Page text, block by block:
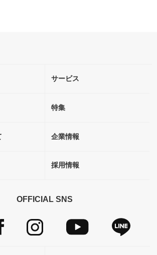
サービス
特集
企業情報
採用情報
OFFICIAL SNS